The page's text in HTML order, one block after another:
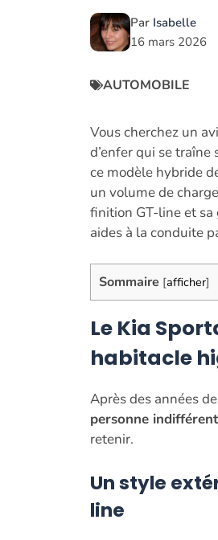
Par Isabelle
16 mars 2026
AUTOMOBILE
Vous cherchez un
d’enfer qui se
ce modèle hybride
un volume de
finition GT-line et
aides à la conduite
Sommaire [afficher]
Le Kia
habitacle
Après des années
personne indifférent
retenir.
Un style
line